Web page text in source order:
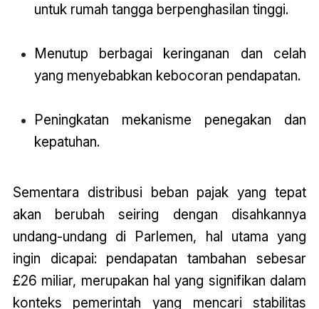
untuk rumah tangga berpenghasilan tinggi.
Menutup berbagai keringanan dan celah
yang menyebabkan kebocoran pendapatan.
Peningkatan mekanisme penegakan dan
kepatuhan.
Sementara distribusi beban pajak yang tepat
akan berubah seiring dengan disahkannya
undang-undang di Parlemen, hal utama yang
ingin dicapai: pendapatan tambahan sebesar
£26 miliar, merupakan hal yang signifikan dalam
konteks pemerintah yang mencari stabilitas